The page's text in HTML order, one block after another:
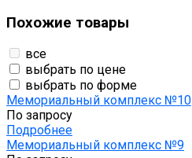
Похожие товары
все
выбрать по цене
выбрать по форме
Мемориальный комплекс №10
По запросу
Подробнее
Мемориальный комплекс №9